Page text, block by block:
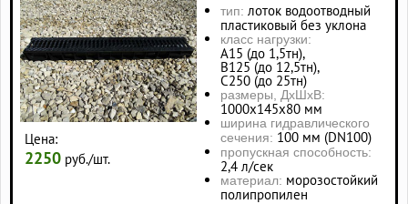
Цена:
2250 руб./шт.
тип: лоток водоотводный
пластиковый без уклона
класс нагрузки:
А15 (до 1,5тн),
В125 (до 12,5тн),
С250 (до 25тн)
размеры, ДхШхВ:
1000х145х80 мм
ширина гидравлического
сечения: 100 мм (DN100)
пропускная способность:
2,4 л/сек
материал: морозостойкий
полипропилен